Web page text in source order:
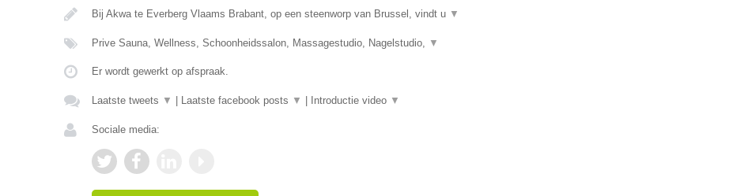
Bij Akwa te Everberg Vlaams Brabant, op een steenworp van Brussel, vindt u ▼
Prive Sauna, Wellness, Schoonheidssalon, Massagestudio, Nagelstudio, ▼
Er wordt gewerkt op afspraak.
Laatste tweets ▼ Laatste facebook posts ▼ Introductie video ▼
Sociale media: